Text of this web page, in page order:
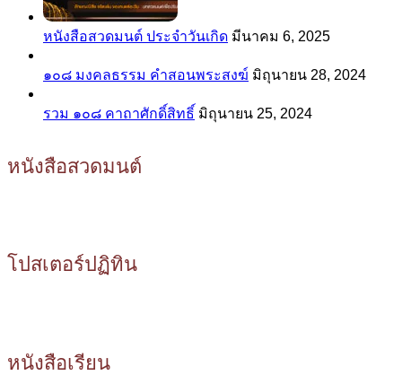
หนังสือสวดมนต์ ประจำวันเกิด มีนาคม 6, 2025
๑๐๘ มงคลธรรม คำสอนพระสงฆ์ มิถุนายน 28, 2024
รวม ๑๐๘ คาถาศักดิ์สิทธิ์ มิถุนายน 25, 2024
หนังสือสวดมนต์
โปสเตอร์ปฏิทิน
หนังสือเรียน